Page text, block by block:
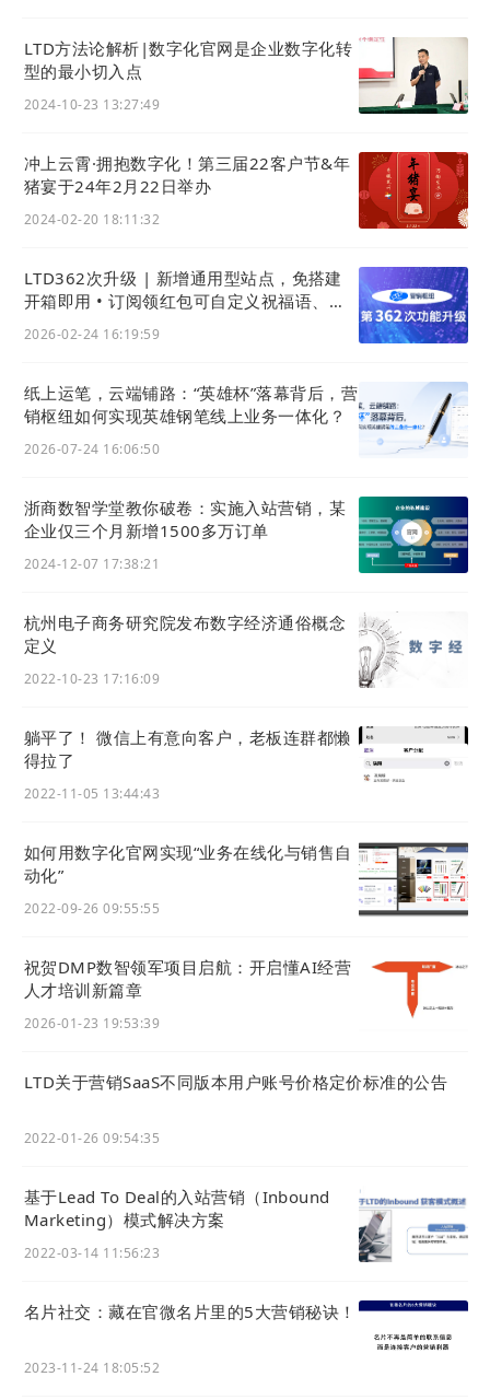
杭州市西湖区教工路198号浙商大创业园内杭
地址2：
浙江瑞安经济开发区总部大楼1号楼14楼
LTD方法论解析|数字化官网是企业数字化转
型的最小切入点
2024-10-23 13:27:49
冲上云霄·拥抱数字化！第三届22客户节&年
猪宴于24年2月22日举办
2024-02-20 18:11:32
LTD362次升级 | 新增通用型站点，免搭建
开箱即用 • 订阅领红包可自定义祝福语、支
2026-02-24 16:19:59
纸上运笔，云端铺路：“英雄杯”落幕背后，营
销枢纽如何实现英雄钢笔线上业务一体化？
2026-07-24 16:06:50
浙商数智学堂教你破卷：实施入站营销，某
企业仅三个月新增1500多万订单
2024-12-07 17:38:21
杭州电子商务研究院发布数字经济通俗概念
定义
2022-10-23 17:16:09
躺平了！ 微信上有意向客户，老板连群都懒
得拉了
2022-11-05 13:44:43
如何用数字化官网实现“业务在线化与销售⾃
动化”
2022-09-26 09:55:55
祝贺DMP数智领军项目启航：开启懂AI经营
人才培训新篇章
2026-01-23 19:53:39
LTD关于营销SaaS不同版本用户账号价格定价标准的公告
2022-01-26 09:54:35
基于Lead To Deal的入站营销（Inbound
Marketing）模式解决方案
2022-03-14 11:56:23
名片社交：藏在官微名片里的5大营销秘诀！
2023-11-24 18:05:52